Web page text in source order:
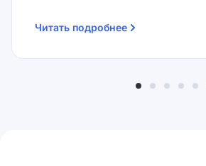
Читать подробнее